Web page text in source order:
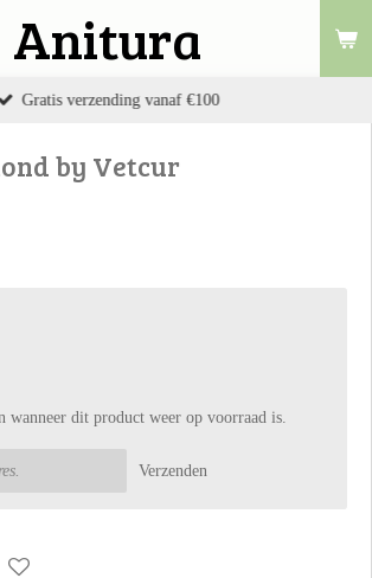
Anitura
Gratis verzending vanaf €100
by Vetcur
wanneer dit product weer op voorraad is.
Verzenden